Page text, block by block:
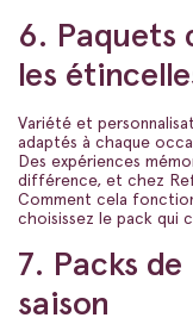
6. Paquets
les
Variété et
adaptés à chaque
Des expériences
différence, et chez
Comment cela
choisissez le pack qui
7. Packs
saison